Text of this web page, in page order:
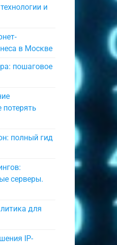
и
в Москве
пошаговое
полный гид
серверы.
для
IP-